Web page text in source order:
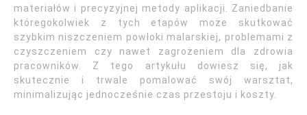
materiałów i precyzyjnej metody aplikacji. Zaniedbanie
któregokolwiek z tych etapów może skutkować
szybkim niszczeniem powłoki malarskiej, problemami z
czyszczeniem czy nawet zagrożeniem dla zdrowia
pracowników. Z tego artykułu dowiesz się, jak
skutecznie i trwale pomalować swój warsztat,
minimalizując jednocześnie czas przestoju i koszty.